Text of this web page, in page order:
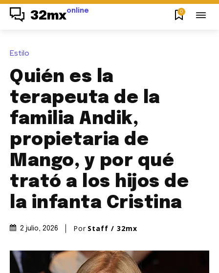
32mxonline 0
Estilo
Quién es la
terapeuta de la
familia Andik,
propietaria de
Mango, y por qué
trató a los hijos de
la infanta Cristina
2 julio, 2026 Por Staff / 32mx